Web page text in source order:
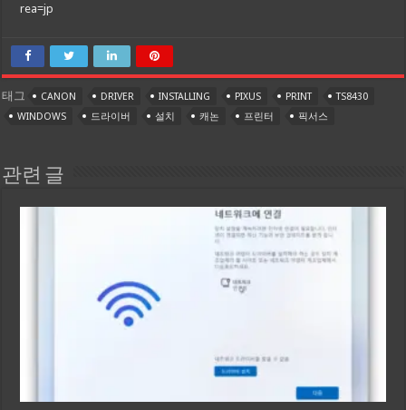
rea=jp
태그 CANON DRIVER INSTALLING PIXUS PRINT
TS8430
WINDOWS
드라이버 설치 캐논 프린터 픽서스
관련 글